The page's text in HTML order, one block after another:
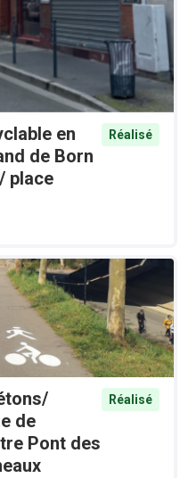
en
de Born
place
Réalisé
de
Pont des
Réalisé